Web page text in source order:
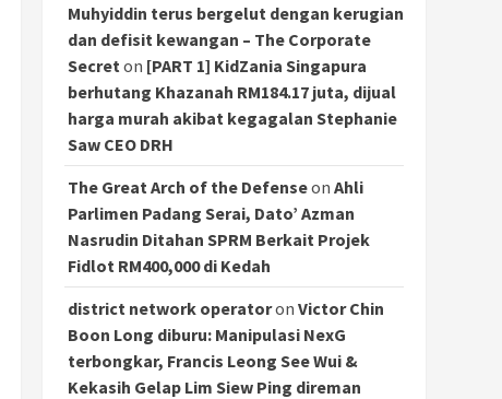
Muhyiddin terus bergelut dengan kerugian
dan defisit kewangan – The Corporate
Secret on [PART 1] KidZania Singapura
berhutang Khazanah RM184.17 juta, dijual
harga murah akibat kegagalan Stephanie
Saw CEO DRH
The Great Arch of the Defenseon Ahli
Parlimen Padang Serai, Dato’ Azman
Nasrudin Ditahan SPRM Berkait Projek
Fidlot RM400,000 di Kedah
district network operatoron Victor Chin
Boon Long diburu: Manipulasi NexG
terbongkar, Francis Leong See Wui &
Kekasih Gelap Lim Siew Ping direman